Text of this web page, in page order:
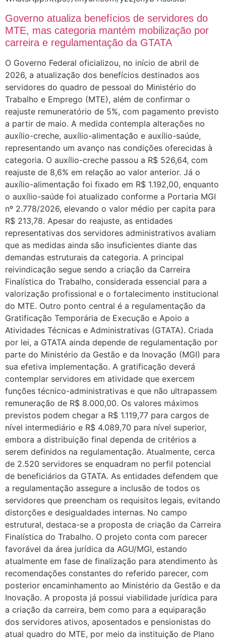
Governo atualiza benefícios de servidores do
MTE, mas categoria mantém mobilização por
carreira e regulamentação da GTATA
O Governo Federal oficializou, no início de abril de
2026, a atualização dos benefícios destinados aos
servidores do quadro de pessoal do Ministério do
Trabalho e Emprego (MTE), além de confirmar o
reajuste remuneratório de 5%, com pagamento previsto
a partir de maio. A medida contempla alterações no
auxílio-creche, auxílio-alimentação e auxílio-saúde,
representando um avanço nas condições oferecidas à
categoria. O auxílio-creche passou a R$ 526,64, com
reajuste de 8,6% em relação ao valor anterior. Já o
auxílio-alimentação foi fixado em R$ 1.192,00, enquanto
o auxílio-saúde foi atualizado conforme a Portaria MGI
nº 2.778/2026, elevando o valor médio per capita para
R$ 213,78. Apesar do reajuste, as entidades
representativas dos servidores administrativos avaliam
que as medidas ainda são insuficientes diante das
demandas estruturais da categoria. A principal
reivindicação segue sendo a criação da Carreira
Finalística do Trabalho, considerada essencial para a
valorização profissional e o fortalecimento institucional
do MTE. Outro ponto central é a regulamentação da
Gratificação Temporária de Execução e Apoio a
Atividades Técnicas e Administrativas (GTATA). Criada
por lei, a GTATA ainda depende de regulamentação por
parte do Ministério da Gestão e da Inovação (MGI) para
sua efetiva implementação. A gratificação deverá
contemplar servidores em atividade que exercem
funções técnico-administrativas e que não ultrapassem
remuneração de R$ 8.000,00. Os valores máximos
previstos podem chegar a R$ 1.119,77 para cargos de
nível intermediário e R$ 4.089,70 para nível superior,
embora a distribuição final dependa de critérios a
serem definidos na regulamentação. Atualmente, cerca
de 2.520 servidores se enquadram no perfil potencial
de beneficiários da GTATA. As entidades defendem que
a regulamentação assegure a inclusão de todos os
servidores que preencham os requisitos legais, evitando
distorções e desigualdades internas. No campo
estrutural, destaca-se a proposta de criação da Carreira
Finalística do Trabalho. O projeto conta com parecer
favorável da área jurídica da AGU/MGI, estando
atualmente em fase de finalização para atendimento às
recomendações constantes do referido parecer, com
posterior encaminhamento ao Ministério da Gestão e da
Inovação. A proposta já possui viabilidade jurídica para
a criação da carreira, bem como para a equiparação
dos servidores ativos, aposentados e pensionistas do
atual quadro do MTE, por meio da instituição de Plano